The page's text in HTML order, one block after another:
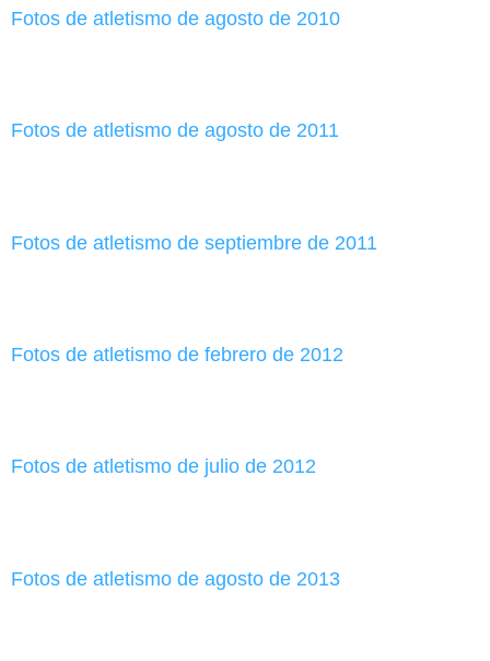
Fotos de atletismo de agosto de 2010
Fotos de atletismo de agosto de 2011
Fotos de atletismo de septiembre de 2011
Fotos de atletismo de febrero de 2012
Fotos de atletismo de julio de 2012
Fotos de atletismo de agosto de 2013